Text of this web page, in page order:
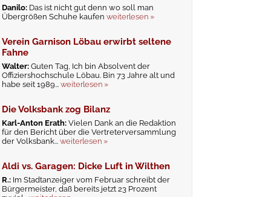
Danilo: Das ist nicht gut denn wo soll man
Übergrößen Schuhe kaufenweiterlesen »
Verein Garnison Löbau erwirbt seltene
Fahne
Walter:Guten Tag, Ich bin Absolvent der
Offiziershochschule Löbau. Bin 73 Jahre alt und
habe seit 1989...weiterlesen »
Die Volksbank zog Bilanz
Karl-Anton Erath:Vielen Dank an die Redaktion
für den Bericht über die Vertreterversammlung
der Volksbank...weiterlesen »
Aldi vs. Garagen: Dicke Luft in Wilthen
R.: Im Stadtanzeiger vom Februar schreibt der
Bürgermeister, daß bereits jetzt 23 Prozent